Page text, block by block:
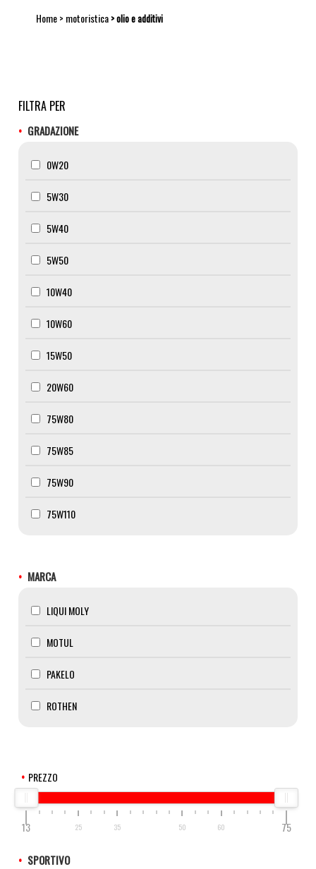
Home motoristica olio e additivi
FILTRA PER
GRADAZIONE
0W20
5W30
5W40
5W50
10W40
10W60
15W50
20W60
75W80
75W85
75W90
75W110
MARCA
LIQUI MOLY
MOTUL
PAKELO
ROTHEN
PREZZO
13 25 35 50 60 75
SPORTIVO